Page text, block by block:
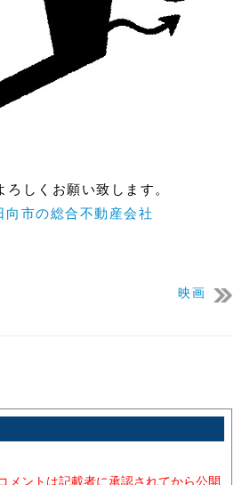
しくお願い致します。
市の総合不動産会社
映画
メントは記載者に承認されてから公開